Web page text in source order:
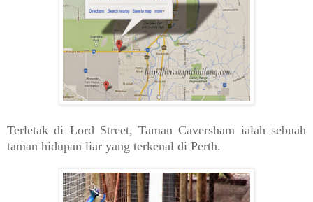
Terletak di Lord Street, Taman Caversham ialah sebuah
taman hidupan liar yang terkenal di Perth.